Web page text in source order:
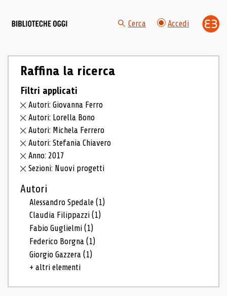
Cerca Accedi
Raffina la ricerca
Filtri applicati
Autori: Giovanna Ferro
Autori: Lorella Bono
Autori: Michela Ferrero
Autori: Stefania Chiavero
Anno: 2017
Sezioni: Nuovi progetti
Autori
Alessandro Spedale(1)
Claudia Filippazzi(1)
Fabio Guglielmi(1)
Federico Borgna(1)
Giorgio Gazzera(1)
+ altri elementi